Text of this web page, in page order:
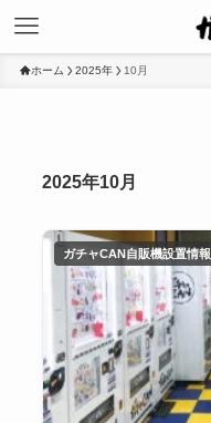
ホーム 2025年 10月
2025年10月
ガチャCAN自販機設置情報